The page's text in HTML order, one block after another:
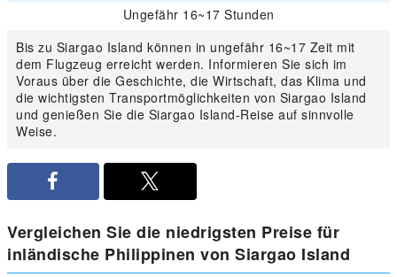
Ungefähr 16~17 Stunden
Bis zu Siargao Island können in ungefähr 16~17 Zeit mit
dem Flugzeug erreicht werden. Informieren Sie sich im
Voraus über die Geschichte, die Wirtschaft, das Klima und
die wichtigsten Transportmöglichkeiten von Siargao Island
und genießen Sie die Siargao Island-Reise auf sinnvolle
Weise.
Vergleichen Sie die niedrigsten Preise für
inländische Philippinen von Siargao Island